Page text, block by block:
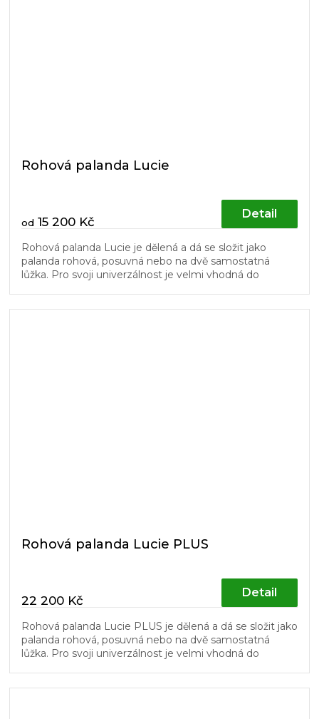
Rohová palanda Lucie
od 15 200 Kč
Detail
Rohová palanda Lucie je dělená a dá se složit jako
palanda rohová, posuvná nebo na dvě samostatná
lůžka. Pro svoji univerzálnost je velmi vhodná do
Rohová palanda Lucie PLUS
22 200 Kč
Detail
Rohová palanda Lucie PLUS je dělená a dá se složit jako
palanda rohová, posuvná nebo na dvě samostatná
lůžka. Pro svoji univerzálnost je velmi vhodná do